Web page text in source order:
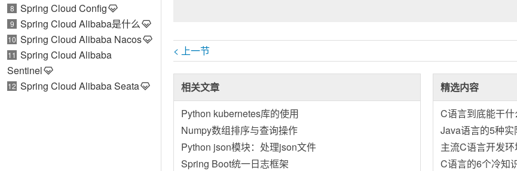
8 Spring Cloud Config
9 Spring Cloud Alibaba是什么
10 Spring Cloud Alibaba Nacos
11 Spring Cloud Alibaba
Sentinel
12 Spring Cloud Alibaba Seata
< 上一节
相关文章
Python kubernetes库的使用
Numpy数组排序与查询操作
Python json模块：处理json文件
Spring Boot统一日志框架
精选内容
C语言到底能干
Java语言的5种实
主流C语言开发环
C语言的6个冷知